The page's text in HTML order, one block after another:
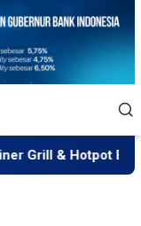
Hotpot Bernuansa